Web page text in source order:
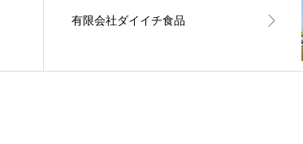
有限会社ダイイチ食品